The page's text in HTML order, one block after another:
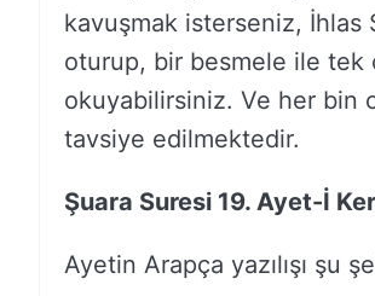
kavuşmak isterseniz, İhlas
oturup, bir besmele ile tek
okuyabilirsiniz. Ve her bin
tavsiye edilmektedir.
Şuara Suresi 19. Ayet-İ
Ayetin Arapça yazılışı şu